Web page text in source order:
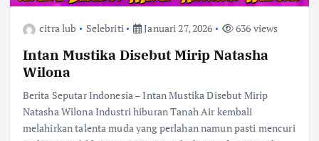
citra lub Selebriti Januari 27, 2026 636 views
Intan Mustika Disebut Mirip Natasha
Wilona
Berita Seputar Indonesia – Intan Mustika Disebut Mirip
Natasha Wilona Industri hiburan Tanah Air kembali
melahirkan talenta muda yang perlahan namun pasti mencuri